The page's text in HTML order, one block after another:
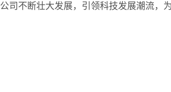
司不断壮大发展，引领科技发展潮流，